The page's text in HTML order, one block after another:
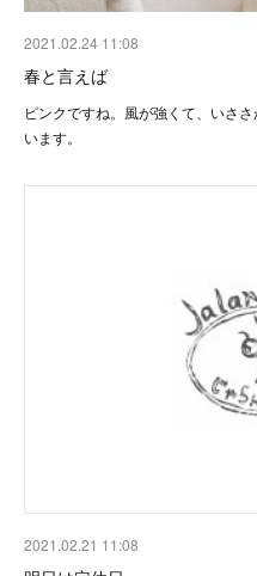
2021.02.24 11:08
春と言えば
ピンクですね。風が強くて、いさ
います。
2021.02.21 11:08